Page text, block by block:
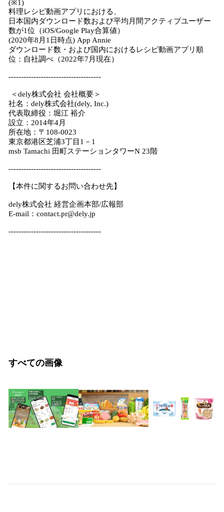
(※1)
料理レシピ動画アプリにおける、
日本国内ダウンロード数および平均月間アクティブユーザー
数が1位（iOS/Google Play合算値）
(2020年8月1日時点) App Annie
ダウンロード数・および国内におけるレシピ動画アプリ順
位：自社調べ（2022年7月現在）
-------------------------------------
＜dely株式会社 会社概要＞
社名：dely株式会社(dely, Inc.)
代表取締役：堀江 裕介
設立：2014年4月
所在地：〒108-0023
東京都港区芝浦3丁目1－1
msb Tamachi 田町ステーションタワーN 23階
-------------------------------------
【本件に関するお問い合わせ先】
dely株式会社 経営企画本部/広報部
E-mail：contact.pr@dely.jp
-------------------------------------
すべての画像